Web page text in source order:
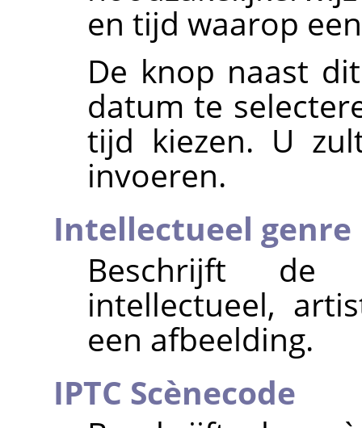
en tijd waarop
De knop naast
datum te
tijd kiezen. U
invoeren.
Intellectueel genre
Beschrijft de
intellectueel,
een afbeelding.
IPTC Scènecode